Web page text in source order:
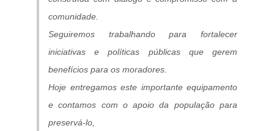
comunidade.
Seguiremos trabalhando para fortalecer
iniciativas e políticas públicas que gerem
benefícios para os moradores.
Hoje entregamos este importante equipamento
e contamos com o apoio da população para
preservá-lo,